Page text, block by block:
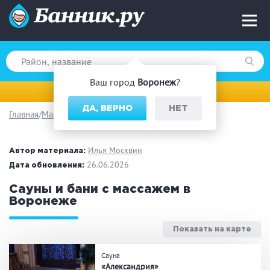
Ваш город Воронеж?
ДА, ВЕРНО НЕТ
Вид парной
Русская баня
Финская сауна
На дровах
Загородный отдых
Главная Массаж
Автор материала: Илья Москвин
Дата обновления: 26.06.2026
Сауны и бани с массажем в
Воронеже
Показать на карте
Сауна
«Александрия»